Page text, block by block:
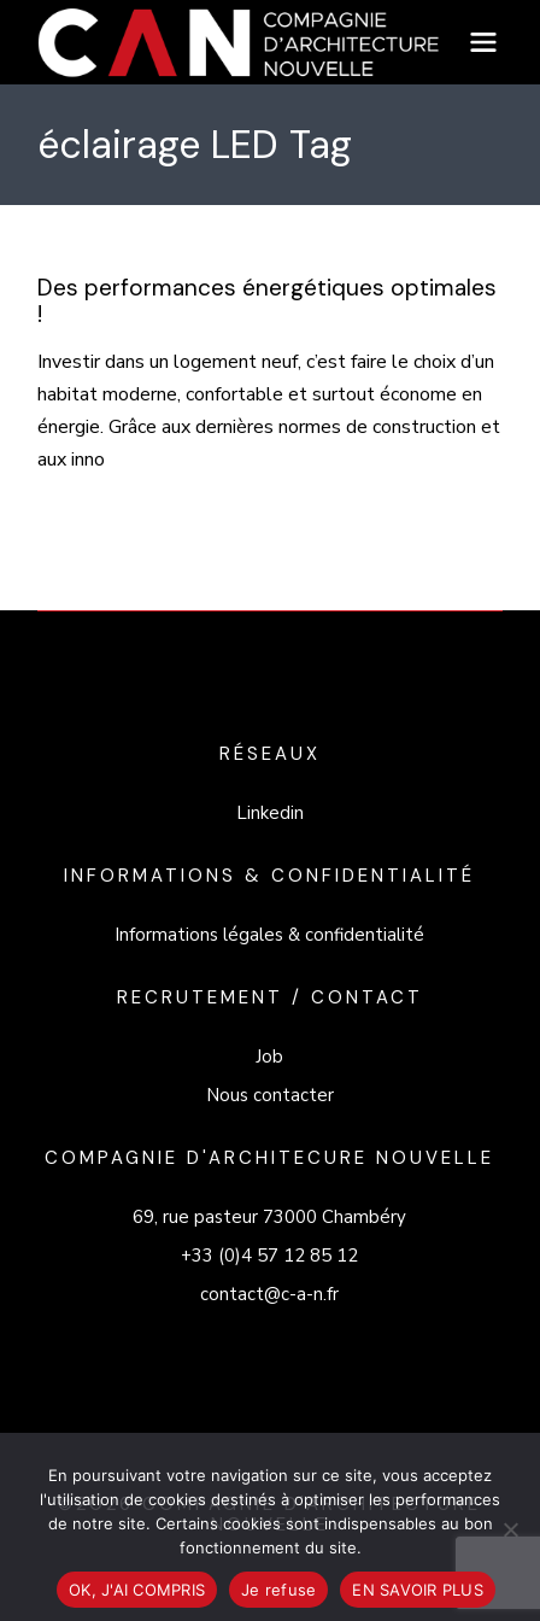
content
éclairage LED Tag
Des performances énergétiques optimales
!
Investir dans un logement neuf, c’est faire le choix d’un
habitat moderne, confortable et surtout économe en
énergie. Grâce aux dernières normes de construction et
aux inno
RÉSEAUX
Linkedin
INFORMATIONS & CONFIDENTIALITÉ
Informations légales & confidentialité
RECRUTEMENT / CONTACT
Job
Nous contacter
COMPAGNIE D'ARCHITECURE NOUVELLE
69, rue pasteur 73000 Chambéry
+33 (0)4 57 12 85 12
contact@c-a-n.fr
©2026 COMPAGNIE D'ARCHITECTURE
NOUVELLE
En poursuivant votre navigation sur ce site, vous acceptez
l'utilisation de cookies destinés à optimiser les performances
de notre site. Certains cookies sont indispensables au bon
fonctionnement du site.
OK, J'AI COMPRIS Je refuse EN SAVOIR PLUS